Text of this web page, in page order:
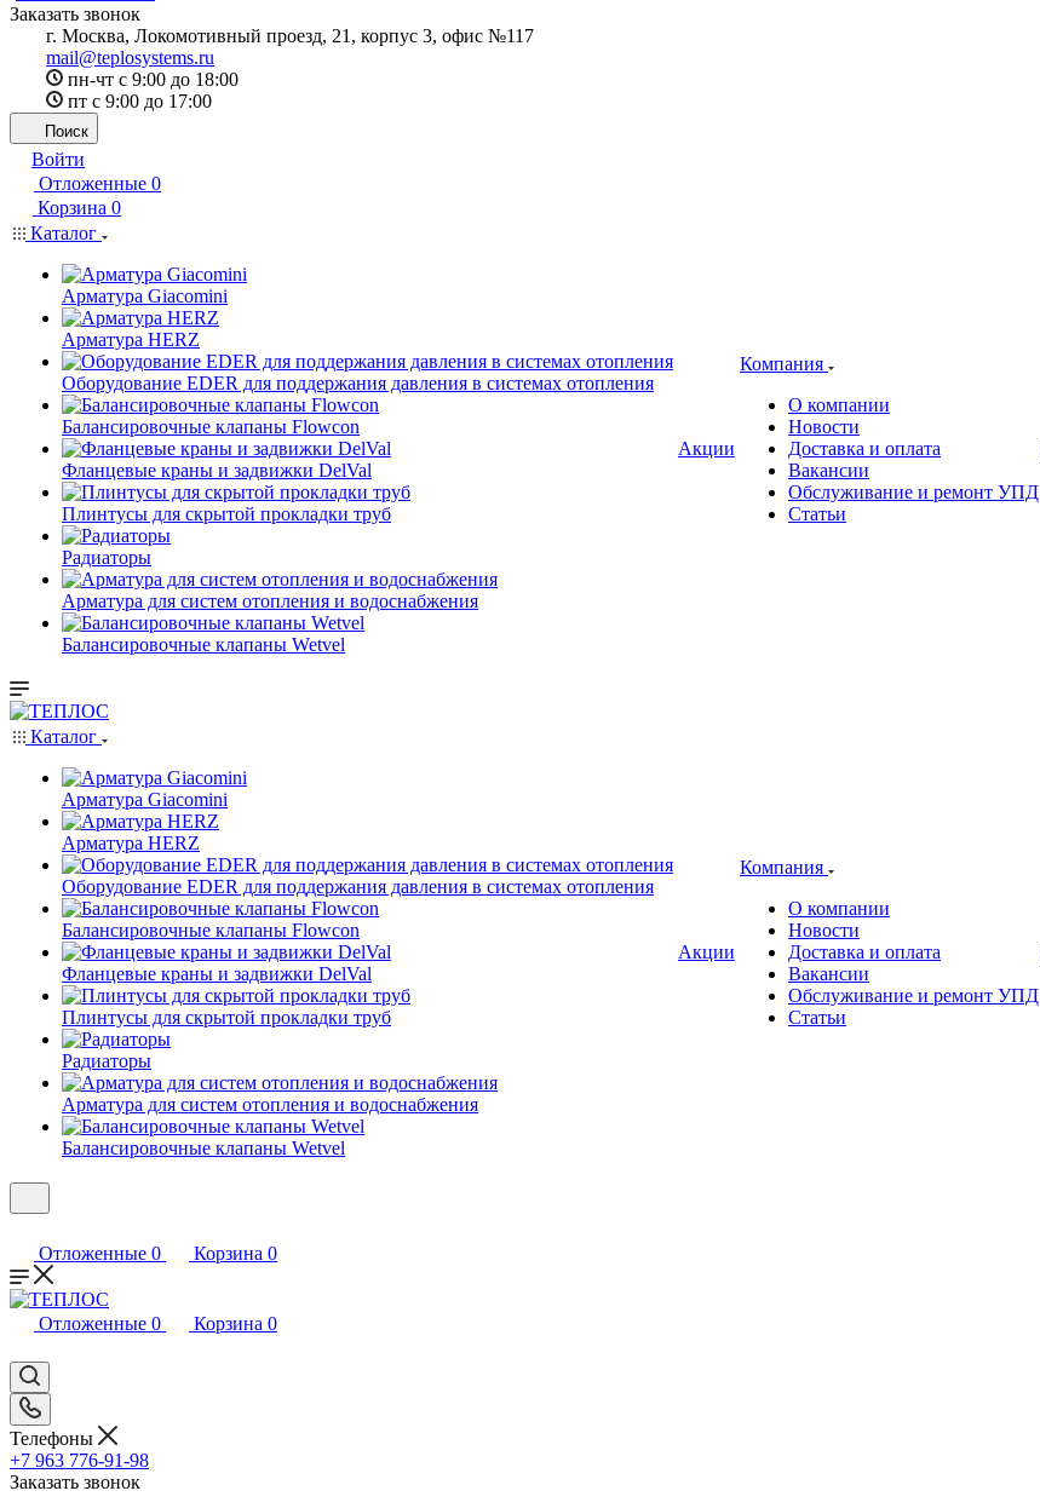
Заказать звонок
г. Москва, Локомотивный проезд, 21, корпус 3, офис №117
mail@teplosystems.ru
пн-чт с 9:00 до 18:00
пт с 9:00 до 17:00
Поиск
Войти
Отложенные 0
Корзина 0
Каталог
Арматура Giacomini
Арматура HERZ
Оборудование EDER для поддержания давления в системах отопления
Балансировочные клапаны Flowcon
Фланцевые краны и задвижки DelVal
Плинтусы для скрытой прокладки труб
Радиаторы
Арматура для систем отопления и водоснабжения
Балансировочные клапаны Wetvel
Акции
Компания
О компании
Новости
Доставка и оплата
Вакансии
Обслуживание и ремонт УПД
Статьи
Каталог
Арматура Giacomini
Арматура HERZ
Оборудование EDER для поддержания давления в системах отопления
Балансировочные клапаны Flowcon
Фланцевые краны и задвижки DelVal
Плинтусы для скрытой прокладки труб
Радиаторы
Арматура для систем отопления и водоснабжения
Балансировочные клапаны Wetvel
Акции
Компания
О компании
Новости
Доставка и оплата
Вакансии
Обслуживание и ремонт УПД
Статьи
Отложенные 0 Корзина 0
Отложенные 0 Корзина 0
Телефоны
+7 963 776-91-98
Заказать звонок